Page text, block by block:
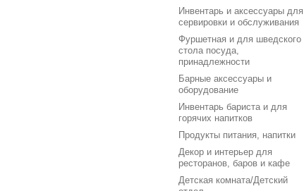
Инвентарь и аксессуары для
сервировки и обслуживания
Фуршетная и для шведского
стола посуда,
принадлежности
Барные аксессуары и
оборудование
Инвентарь бариста и для
горячих напитков
Продукты питания, напитки
Декор и интерьер для
ресторанов, баров и кафе
Детская комната/Детский